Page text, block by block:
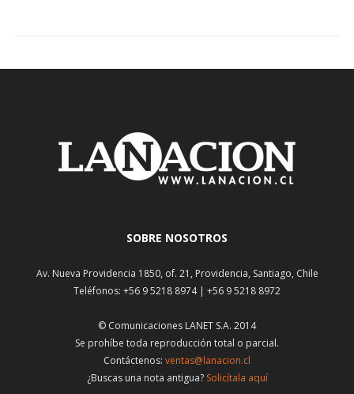
SOBRE NOSOTROS
Av. Nueva Providencia 1850, of. 21, Providencia, Santiago, Chile
Teléfonos: +56 9 5218 8974 | +56 9 5218 8972
© Comunicaciones LANET S.A. 2014
Se prohíbe toda reproducción total o parcial.
Contáctenos: ventas@lanacion.cl
¿Buscas una nota antigua? Solicítala aquí